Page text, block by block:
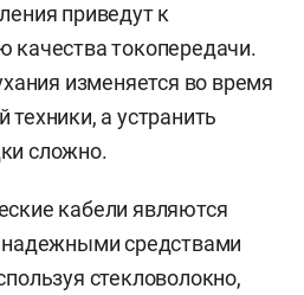
приведут к
токопередачи.
изменяется во время
а устранить
сложно.
кабели являются
средствами
стекловолокно,